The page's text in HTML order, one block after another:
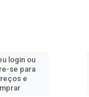
login ou
se para
e